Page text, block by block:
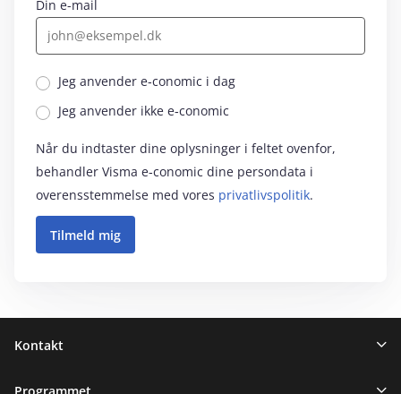
Din e-mail
Jeg anvender e‑conomic i dag
Jeg anvender ikke e‑conomic
Når du indtaster dine oplysninger i feltet ovenfor,
behandler Visma e‑conomic dine persondata i
overensstemmelse med vores privatlivspolitik.
Sidefod
Kontakt